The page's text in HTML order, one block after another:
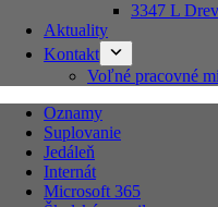
3347 L
Aktuality
Kontakt
Voľné pracovné
Oznamy
Suplovanie
Jedáleň
Internát
Microsoft 365